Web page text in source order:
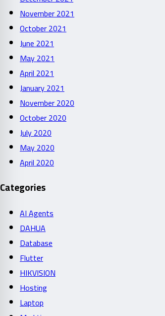
November 2021
October 2021
June 2021
May 2021
April 2021
January 2021
November 2020
October 2020
July 2020
May 2020
April 2020
Categories
AI Agents
DAHUA
Database
Flutter
HIKVISION
Hosting
Laptop